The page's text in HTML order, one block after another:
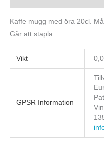
Kaffe mugg med öra 20cl.
Går att stapla.
Vikt
GPSR Information